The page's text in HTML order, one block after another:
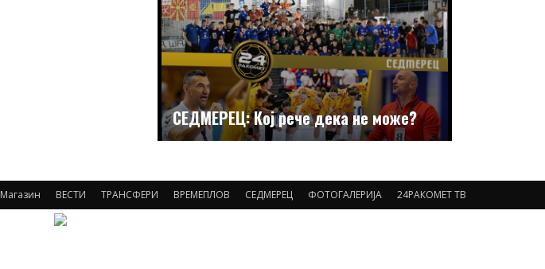
СЕДМЕРЕЦ: Кој рече дека не може?
Магазин ВЕСТИ ТРАНСФЕРИ ВРЕМЕПЛОВ СЕДМЕРЕЦ ФОТОГАЛЕРИЈА 24РАКОМЕТ ТВ